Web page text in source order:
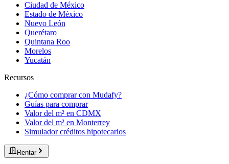
Ciudad de México
Estado de México
Nuevo León
Querétaro
Quintana Roo
Morelos
Yucatán
Recursos
¿Cómo comprar con Mudafy?
Guías para comprar
Valor del m² en CDMX
Valor del m² en Monterrey
Simulador créditos hipotecarios
Rentar